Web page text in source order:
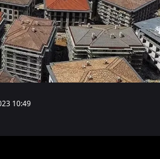
10:49